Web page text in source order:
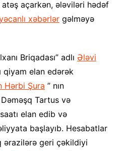
açarkən, ələviləri hədəf
xəbərlərgəlməyə
Briqadası” adlı Ələvi
qiyam elan edərək
Hərbi Şura ” nın
Dəməşq Tartus və
elan edib və
başlayıb. Hesabatlar
ərazilərə geri çəkildiyi